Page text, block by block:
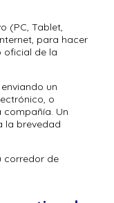
(PC, Tablet,
para hacer
oficial de la
un
o
Un
la brevedad
corredor de